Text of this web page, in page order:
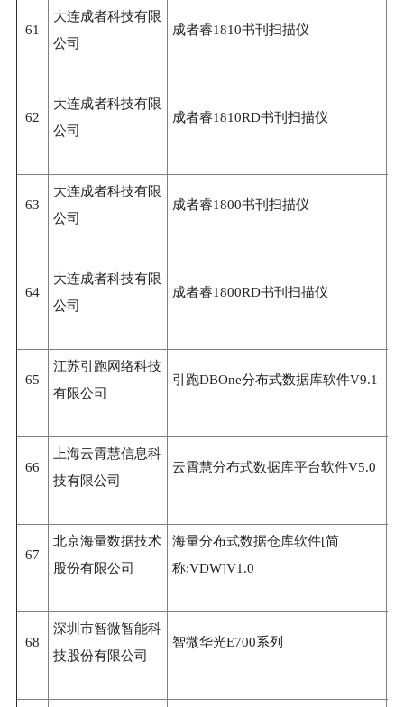
61
大连成者科技有限
公司
成者睿1810书刊扫描仪
62
大连成者科技有限
公司
成者睿1810RD书刊扫描仪
63
大连成者科技有限
公司
成者睿1800书刊扫描仪
64
大连成者科技有限
公司
成者睿1800RD书刊扫描仪
65
江苏引跑网络科技
有限公司
引跑DBOne分布式数据库软件V9.1
66
上海云霄慧信息科
技有限公司
云霄慧分布式数据库平台软件V5.0
67
北京海量数据技术
股份有限公司
海量分布式数据仓库软件[简
称:VDW]V1.0
68
深圳市智微智能科
技股份有限公司
智微华光E700系列